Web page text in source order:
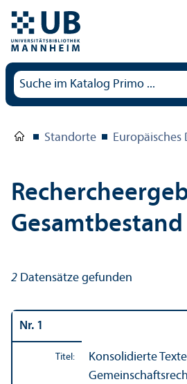
Standorte
Gesamtbestand
2 Datensätze gefunden
Nr. 1
Titel:
Konsolidierte